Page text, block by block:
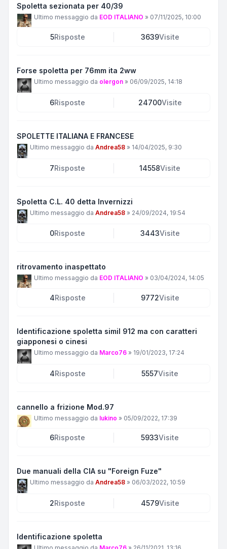
Spoletta sezionata per 40/39
Ultimo messaggio da EOD ITALIANO » 07/11/2025, 10:00
5Risposte 3639Visite
Forse spoletta per 76mm ita 2ww
Ultimo messaggio da olergon » 06/09/2025, 14:18
6Risposte 24700Visite
SPOLETTE ITALIANA E FRANCESE
Ultimo messaggio da Andrea58 » 14/04/2025, 9:30
7Risposte 14558Visite
Spoletta C.L. 40 detta Invernizzi
Ultimo messaggio da Andrea58 » 24/09/2024, 19:54
0Risposte 3443Visite
ritrovamento inaspettato
Ultimo messaggio da EOD ITALIANO » 03/04/2024, 14:05
4Risposte 9772Visite
Identificazione spoletta simil 912 ma con caratteri
giapponesi o cinesi
Ultimo messaggio da Marco76 » 19/01/2023, 17:24
4Risposte 5557Visite
cannello a frizione Mod.97
Ultimo messaggio da lukino » 05/09/2022, 17:39
6Risposte 5933Visite
Due manuali della CIA su "Foreign Fuze"
Ultimo messaggio da Andrea58 » 06/03/2022, 10:59
2Risposte 4579Visite
Identificazione spoletta